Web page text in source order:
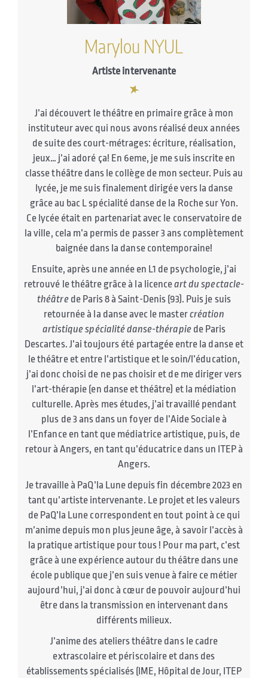
Marylou NYUL
Artiste intervenante
J’ai découvert le théâtre en primaire grâce à mon
instituteur avec qui nous avons réalisé deux années
de suite des court-métrages: écriture, réalisation,
jeux… j’ai adoré ça! En 6eme, je me suis inscrite en
classe théâtre dans le collège de mon secteur. Puis au
lycée, je me suis finalement dirigée vers la danse
grâce au bac L spécialité danse de la Roche sur Yon.
Ce lycée était en partenariat avec le conservatoire de
la ville, cela m’a permis de passer 3 ans complètement
baignée dans la danse contemporaine!
Ensuite, après une année en L1 de psychologie, j’ai
retrouvé le théâtre grâce à la licenceart du spectacle-
théâtrede Paris 8 à Saint-Denis (93). Puis je suis
retournée à la danse avec le mastercréation
artistique spécialité danse-thérapiede Paris
Descartes. J’ai toujours été partagée entre la danse et
le théâtre et entre l’artistique et le soin/l’éducation,
j’ai donc choisi de ne pas choisir et de me diriger vers
l’art-thérapie (en danse et théâtre) et la médiation
culturelle. Après mes études, j’ai travaillé pendant
plus de 3 ans dans un foyer de l’Aide Sociale à
l’Enfance en tant que médiatrice artistique, puis, de
retour à Angers, en tant qu’éducatrice dans un ITEP à
Angers.
Je travaille à PaQ’la Lune depuis fin décembre 2023 en
tant qu’artiste intervenante. Le projet et les valeurs
de PaQ’la Lune correspondent en tout point à ce qui
m’anime depuis mon plus jeune âge, à savoir l’accès à
la pratique artistique pour tous ! Pour ma part, c’est
grâce à une expérience autour du théâtre dans une
école publique que j’en suis venue à faire ce métier
aujourd’hui, j’ai donc à cœur de pouvoir aujourd’hui
être dans la transmission en intervenant dans
différents milieux.
J’anime des ateliers théâtre dans le cadre
extrascolaire et périscolaire et dans des
établissements spécialisés (IME, Hôpital de Jour, ITEP